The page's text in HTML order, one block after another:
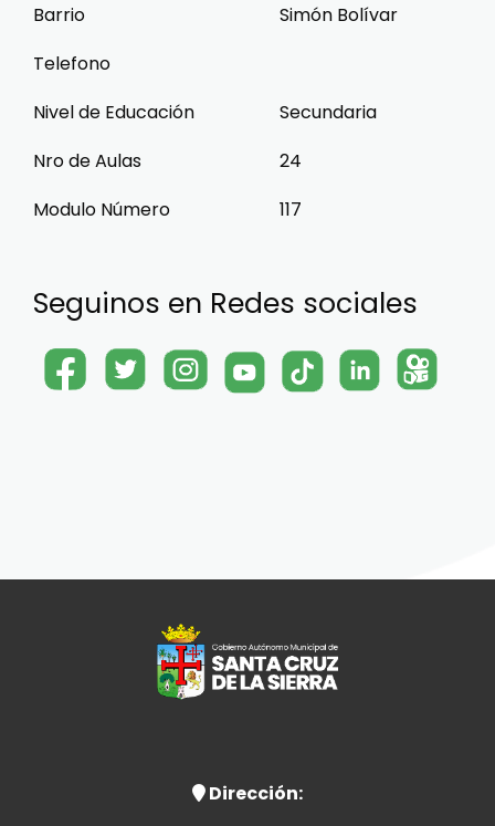
Barrio
Simón Bolívar
Telefono
Nivel de Educación
Secundaria
Nro de Aulas
24
Modulo Número
117
Seguinos en Redes sociales
Dirección: